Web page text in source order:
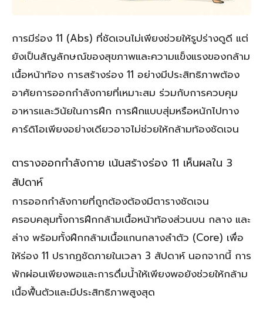
การมีร่อง 11 (Abs) ที่ชัดเจนไม่เพียงช่วยให้รูปร่างดูดี แต่
ยังเป็นสัญลักษณ์ของสุขภาพและความแข็งแรงของกล้าม
เนื้อหน้าท้อง การสร้างร่อง 11 อย่างมีประสิทธิภาพต้อง
อาศัยการออกกำลังกายที่เหมาะสม ร่วมกับการควบคุม
อาหารและวินัยในการฝึก การฝึกแบบสุ่มหรือหนักไปทาง
คาร์ดิโอเพียงอย่างเดียวอาจไม่ช่วยให้กล้ามท้องชัดเจน
ตารางออกกำลังกาย เน้นสร้างร่อง 11 เห็นผลใน 3
สัปดาห์
การออกกำลังกายที่ถูกต้องต้องมีตารางชัดเจน
ครอบคลุมทั้งการฝึกกล้ามเนื้อหน้าท้องส่วนบน กลาง และ
ล่าง พร้อมทั้งฝึกกล้ามเนื้อแกนกลางลำตัว (Core) เพื่อ
ให้ร่อง 11 ปรากฏชัดภายในเวลา 3 สัปดาห์ นอกจากนี้ การ
พักผ่อนเพียงพอและการดื่มน้ำให้เพียงพอยังช่วยให้กล้าม
เนื้อฟื้นตัวและมีประสิทธิภาพสูงสุด